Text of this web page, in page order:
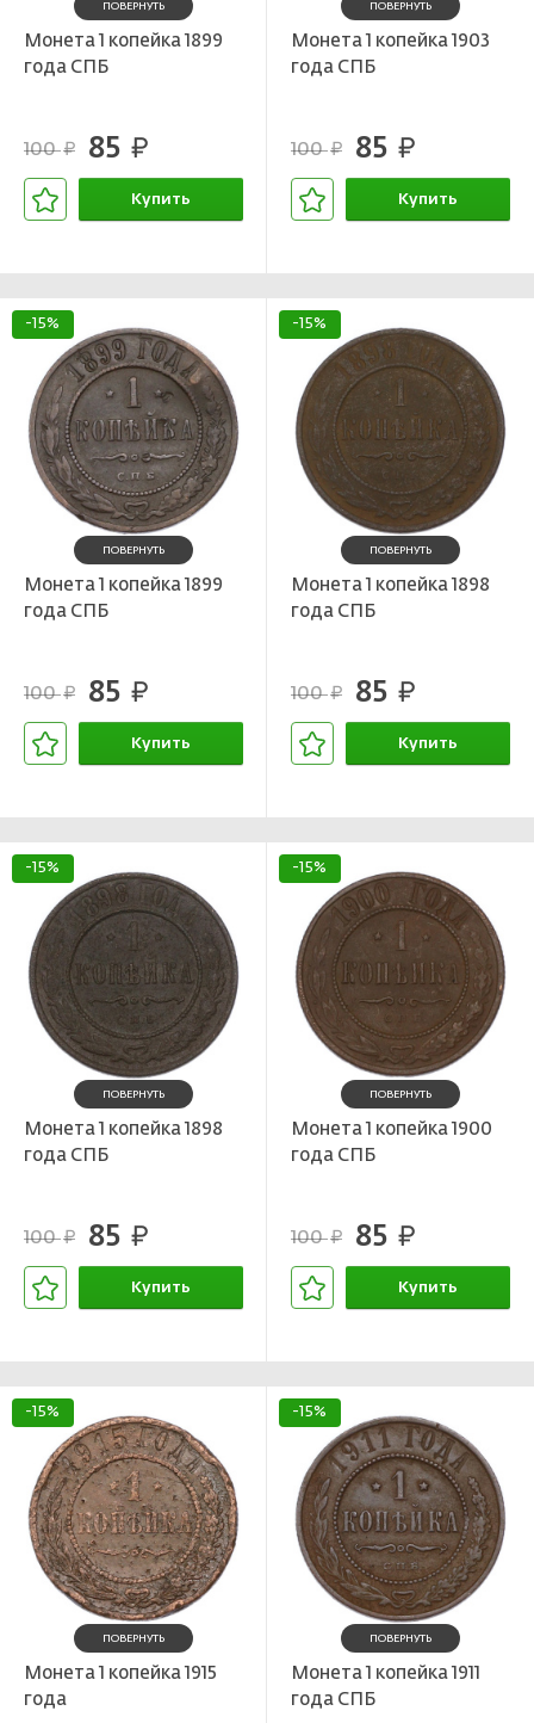
ПОВЕРНУТЬ
Монета 1 копейка 1899
года СПБ
100руб. 85 руб.
Купить
ПОВЕРНУТЬ
Монета 1 копейка 1903
года СПБ
100руб. 85 руб.
Купить
-15%
ПОВЕРНУТЬ
Монета 1 копейка 1899
года СПБ
100руб. 85 руб.
Купить
-15%
ПОВЕРНУТЬ
Монета 1 копейка 1898
года СПБ
100руб. 85 руб.
Купить
-15%
ПОВЕРНУТЬ
Монета 1 копейка 1898
года СПБ
100руб. 85 руб.
Купить
-15%
ПОВЕРНУТЬ
Монета 1 копейка 1900
года СПБ
100руб. 85 руб.
Купить
-15%
ПОВЕРНУТЬ
Монета 1 копейка 1915
года
-15%
ПОВЕРНУТЬ
Монета 1 копейка 1911
года СПБ